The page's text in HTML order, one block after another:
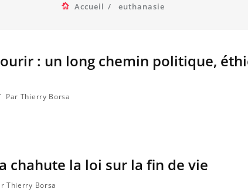
Accueil euthanasie
: un long chemin politique,
Par Thierry Borsa
chahute la loi sur la fin de vie
Thierry Borsa